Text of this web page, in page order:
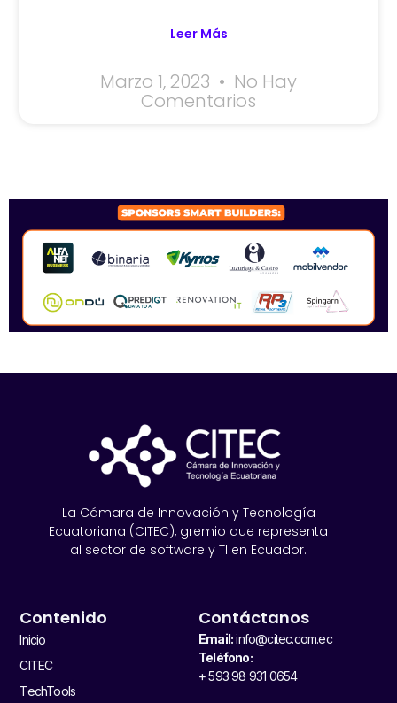
Leer Más
Marzo 1, 2023 No Hay
Comentarios
La Cámara de Innovación y Tecnología
Ecuatoriana (CITEC), gremio que representa
al sector de software y TI en Ecuador.
Contenido
Inicio
CITEC
TechTools
Contáctanos
Email:info@citec.com.ec
Teléfono:
+ 593 98 931 0654